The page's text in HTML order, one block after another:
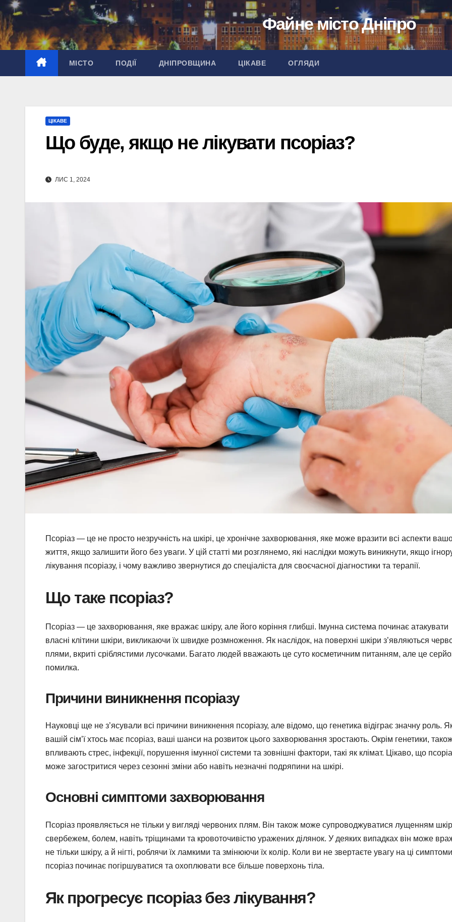
Перейти
до
вмісту
Файне місто Дніпро
МІСТО ПОДІЇ ДНІПРОВЩИНА ЦІКАВЕ ОГЛЯДИ
ЦІКАВЕ
Що буде, якщо не лікувати псоріаз?
ЛИС 1, 2024
Псоріаз — це не просто незручність на шкірі, це хронічне захворювання, яке може вразити всі аспекти
життя, якщо залишити його без уваги. У цій статті ми розглянемо, які наслідки можуть виникнути, якщо
лікування псоріазу, і чому важливо звернутися до спеціаліста для своєчасної діагностики та терапії.
Що таке псоріаз?
Псоріаз — це захворювання, яке вражає шкіру, але його коріння глибші. Імунна система починає атакувати
власні клітини шкіри, викликаючи їх швидке розмноження. Як наслідок, на поверхні шкіри з’являються
плями, вкриті сріблястими лусочками. Багато людей вважають це суто косметичним питанням, але це
помилка.
Причини виникнення псоріазу
Науковці ще не з’ясували всі причини виникнення псоріазу, але відомо, що генетика відіграє значну роль.
вашій сім’ї хтось має псоріаз, ваші шанси на розвиток цього захворювання зростають. Окрім генетики,
впливають стрес, інфекції, порушення імунної системи та зовнішні фактори, такі як клімат. Цікаво, що
може загостритися через сезонні зміни або навіть незначні подряпини на шкірі.
Основні симптоми захворювання
Псоріаз проявляється не тільки у вигляді червоних плям. Він також може супроводжуватися лущенням
свербежем, болем, навіть тріщинами та кровоточивістю уражених ділянок. У деяких випадках він може
не тільки шкіру, а й нігті, роблячи їх ламкими та змінюючи їх колір. Коли ви не звертаєте увагу на ці
псоріаз починає погіршуватися та охоплювати все більше поверхонь тіла.
Як прогресує псоріаз без лікування?